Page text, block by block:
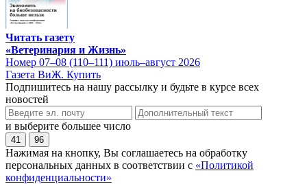
Читать газету
«Ветеринария и Жизнь»
Номер 07–08 (110–111) июль–август 2026
Газета ВиЖ. Купить
Подпишитесь на нашу рассылку и будьте в курсе всех
новостей
и выберите большее число
41 96
Нажимая на кнопку, Вы соглашаетесь на обработку
персональных данных в соответствии с «Политикой
конфиденциальности»